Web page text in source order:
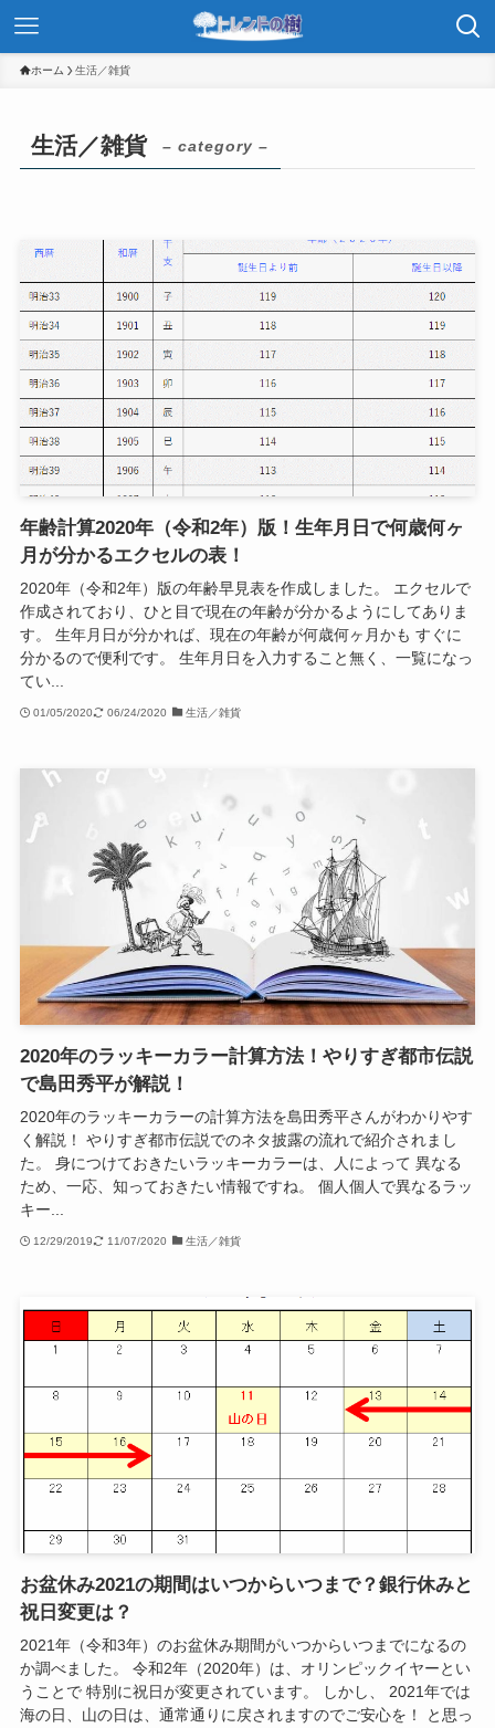
ホーム 生活／雑貨
生活／雑貨 – category –
年齢計算2020年（令和2年）版！生年月日で何歳何ヶ
月が分かるエクセルの表！
2020年（令和2年）版の年齢早見表を作成しました。 エクセルで
作成されており、ひと目で現在の年齢が分かるようにしてありま
す。 生年月日が分かれば、現在の年齢が何歳何ヶ月かも すぐに
分かるので便利です。 生年月日を入力すること無く、一覧になっ
てい...
01/05/2020 06/24/2020 生活／雑貨
2020年のラッキーカラー計算方法！やりすぎ都市伝説
で島田秀平が解説！
2020年のラッキーカラーの計算方法を島田秀平さんがわかりやす
く解説！ やりすぎ都市伝説でのネタ披露の流れで紹介されまし
た。 身につけておきたいラッキーカラーは、人によって 異なる
ため、一応、知っておきたい情報ですね。 個人個人で異なるラッ
キー...
12/29/2019 11/07/2020 生活／雑貨
お盆休み2021の期間はいつからいつまで？銀行休みと
祝日変更は？
2021年（令和3年）のお盆休み期間がいつからいつまでになるの
か調べました。 令和2年（2020年）は、オリンピックイヤーとい
うことで 特別に祝日が変更されています。 しかし、 2021年では
海の日、山の日は、通常通りに戻されますのでご安心を！ と思っ